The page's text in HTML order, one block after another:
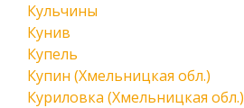
Кульчины
Кунив
Купель
Купин (Хмельницкая обл.)
Куриловка (Хмельницкая обл.)